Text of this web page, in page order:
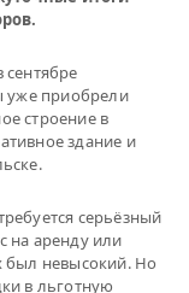
уже приобрели
строение в
здание и
серьёзный
на аренду или
был невысокий. Но
в льготную